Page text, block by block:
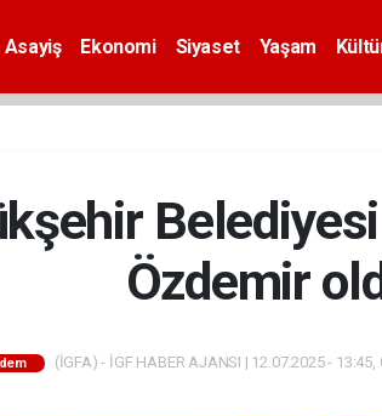
Asayiş Ekonomi Siyaset Yaşam
Özdemir
(İGFA) - İGF HABER AJANSI | 12.07.2025 -